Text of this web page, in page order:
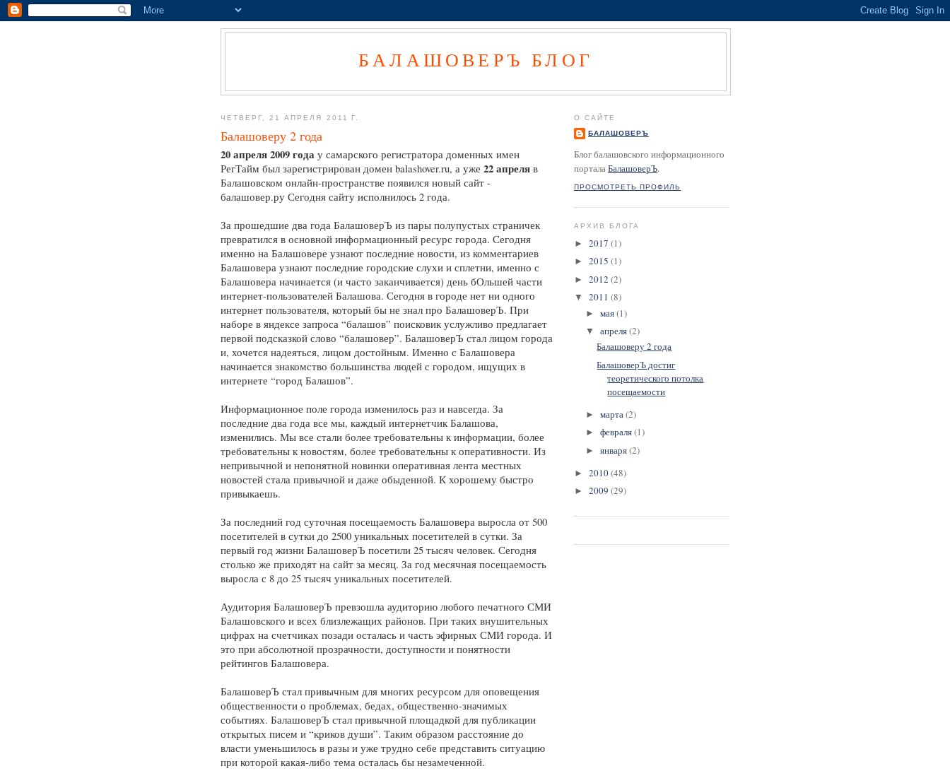
БАЛАШОВЕРЪ БЛОГ
ЧЕТВЕРГ, 21 АПРЕЛЯ 2011 Г.
Балашоверу 2 года
20 апреля 2009 года у самарского регистратора доменных имен
РегТайм был зарегистрирован домен balashover.ru, а уже 22 апреля в
Балашовском онлайн-пространстве появился новый сайт -
балашовер.ру Сегодня сайту исполнилось 2 года.
За прошедшие два года БалашоверЪ из пары полупустых страничек
превратился в основной информационный ресурс города. Сегодня
именно на Балашовере узнают последние новости, из комментариев
Балашовера узнают последние городские слухи и сплетни, именно с
Балашовера начинается (и часто заканчивается) день бОльшей части
интернет-пользователей Балашова. Сегодня в городе нет ни одного
интернет пользователя, который бы не знал про БалашоверЪ. При
наборе в яндексе запроса “балашов” поисковик услужливо предлагает
первой подсказкой слово “балашовер”. БалашоверЪ стал лицом города
и, хочется надеяться, лицом достойным. Именно с Балашовера
начинается знакомство большинства людей с городом, ищущих в
интернете “город Балашов”.
Информационное поле города изменилось раз и навсегда. За
последние два года все мы, каждый интернетчик Балашова,
изменились. Мы все стали более требовательны к информации, более
требовательны к новостям, более требовательны к оперативности. Из
непривычной и непонятной новинки оперативная лента местных
новостей стала привычной и даже обыденной. К хорошему быстро
привыкаешь.
За последний год суточная посещаемость Балашовера выросла от 500
посетителей в сутки до 2500 уникальных посетителей в сутки. За
первый год жизни БалашоверЪ посетили 25 тысяч человек. Сегодня
столько же приходят на сайт за месяц. За год месячная посещаемость
выросла с 8 до 25 тысяч уникальных посетителей.
Аудитория БалашоверЪ превзошла аудиторию любого печатного СМИ
Балашовского и всех близлежащих районов. При таких внушительных
цифрах на счетчиках позади осталась и часть эфирных СМИ города. И
это при абсолютной прозрачности, доступности и понятности
рейтингов Балашовера.
БалашоверЪ стал привычным для многих ресурсом для оповещения
общественности о проблемах, бедах, общественно-значимых
событиях. БалашоверЪ стал привычной площадкой для публикации
открытых писем и “криков души”. Таким образом расстояние до
власти уменьшилось в разы и уже трудно себе представить ситуацию
при которой какая-либо тема осталась бы незамеченной.
О САЙТЕ
БАЛАШОВЕРЪ
Блог балашовского информационного
порталаБалашоверЪ.
ПРОСМОТРЕТЬ ПРОФИЛЬ
АРХИВ БЛОГА
► 2017 (1)
► 2015 (1)
► 2012 (2)
▼ 2011 (8)
► мая(1)
▼ апреля(2)
Балашоверу 2 года
БалашоверЪ достиг
теоретического потолка
посещаемости
► марта(2)
► февраля(1)
► января(2)
► 2010(48)
► 2009 (29)